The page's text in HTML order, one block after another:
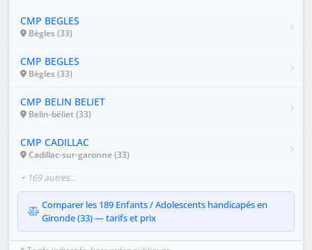
CMP BEGLES
Bègles (33)
CMP BEGLES
Bègles (33)
CMP BELIN BELIET
Belin-béliet (33)
CMP CADILLAC
Cadillac-sur-garonne (33)
+ 169 autres…
Comparer les 189 Enfants / Adolescents handicapés en
Gironde (33) — tarifs et prix